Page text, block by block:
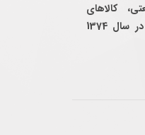
كالاهای
تجارتی و خدمات عمومی در سال 1374